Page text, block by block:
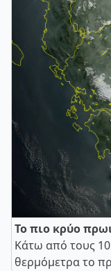
Το πιο κρύο
Κάτω από τους
θερμόμετρα το